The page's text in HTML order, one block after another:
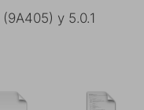
y 5.0.1